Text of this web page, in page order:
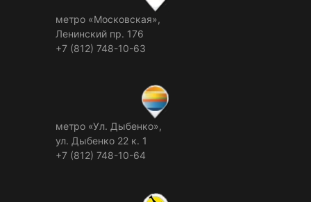
метро «Московская»,
Ленинский пр. 176
+7 (812) 748-10-63
метро «Ул. Дыбенко»,
ул. Дыбенко 22 к. 1
+7 (812) 748-10-64